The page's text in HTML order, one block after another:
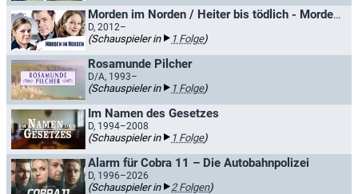
Morden im Norden / Heiter bis tödlich - Morden im Norden
D, 2012–
(Schauspieler in 1 Folge)
Rosamunde Pilcher
D/A, 1993–
(Schauspieler in 1 Folge)
Im Namen des Gesetzes
D, 1994–2008
(Schauspieler in 1 Folge)
Alarm für Cobra 11 – Die Autobahnpolizei
D, 1996–2026
(Schauspieler in 2 Folgen)